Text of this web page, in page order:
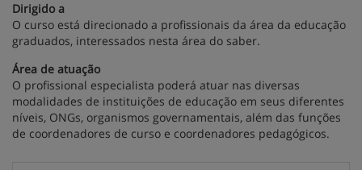
Dirigido a
O curso está direcionado a profissionais da área da educação
graduados, interessados nesta área do saber.
Área de atuação
O profissional especialista poderá atuar nas diversas
modalidades de instituições de educação em seus diferentes
níveis, ONGs, organismos governamentais, além das funções
de coordenadores de curso e coordenadores pedagógicos.